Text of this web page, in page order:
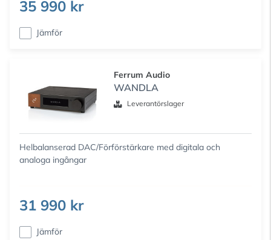
35 990 kr
Jämför
Ferrum Audio
WANDLA
Leverantörslager
Helbalanserad DAC/Förförstärkare med digitala och
analoga ingångar
31 990 kr
Jämför